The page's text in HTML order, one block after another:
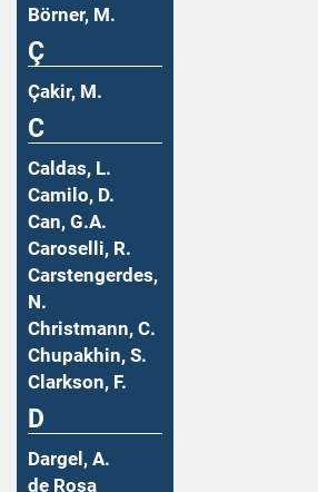
Börner, M.
Ç
Çakir, M.
C
Caldas, L.
Camilo, D.
Can, G.A.
Caroselli, R.
Carstengerdes,
N.
Christmann, C.
Chupakhin, S.
Clarkson, F.
D
Dargel, A.
de Rosa